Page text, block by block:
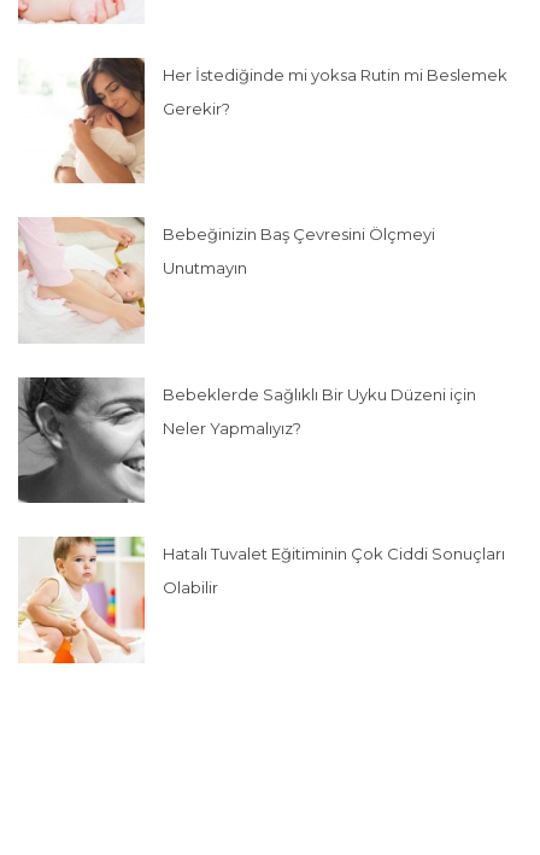
Her İstediğinde mi yoksa Rutin mi Beslemek
Gerekir?
Bebeğinizin Baş Çevresini Ölçmeyi
Unutmayın
Bebeklerde Sağlıklı Bir Uyku Düzeni için
Neler Yapmalıyız?
Hatalı Tuvalet Eğitiminin Çok Ciddi Sonuçları
Olabilir